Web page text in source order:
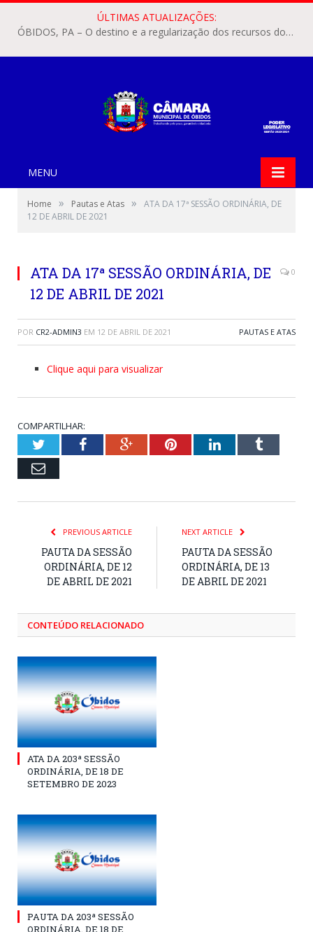
ÚLTIMAS ATUALIZAÇÕES:
ÓBIDOS, PA – O destino e a regularização dos recursos dos Precatórios do FUNDEF (Fundo de Manutenção e Desenvolvimento do Ensino Fundamental e de Valorização do Magistério) voltaram a pautar as discussões na Câmara Municipal de Óbidos.
MENU
Home » Pautas e Atas »
ATA DA 17ª SESSÃO ORDINÁRIA, DE
12 DE ABRIL DE 2021
ATA DA 17ª SESSÃO ORDINÁRIA, DE
12 DE ABRIL DE 2021
0
POR CR2-ADMIN3 EM 12 DE ABRIL DE 2021 PAUTAS E ATAS
Clique aqui para visualizar
COMPARTILHAR:
TwitterFacebookGoogle+PinterestLinkedInTumblr
Email
PREVIOUS ARTICLE
PAUTA DA SESSÃO
ORDINÁRIA, DE 12
DE ABRIL DE 2021
NEXT ARTICLE
PAUTA DA SESSÃO
ORDINÁRIA, DE 13
DE ABRIL DE 2021
CONTEÚDO RELACIONADO
ATA DA 203ª SESSÃO
ORDINÁRIA, DE 18 DE
SETEMBRO DE 2023
PAUTA DA 203ª SESSÃO
ORDINÁRIA, DE 18 DE